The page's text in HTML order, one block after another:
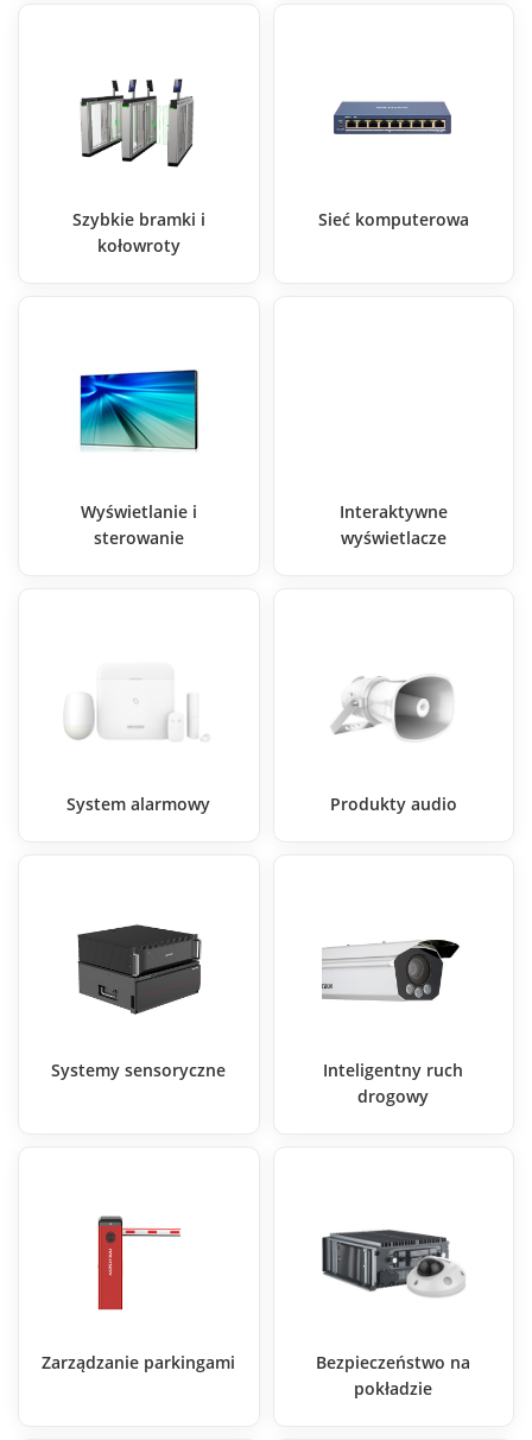
Szybkie bramki i
kołowroty
Sieć komputerowa
Wyświetlanie i
sterowanie
Interaktywne
wyświetlacze
System alarmowy Produkty audio
Systemy sensoryczne
Inteligentny ruch
drogowy
Zarządzanie parkingami
Bezpieczeństwo na
pokładzie